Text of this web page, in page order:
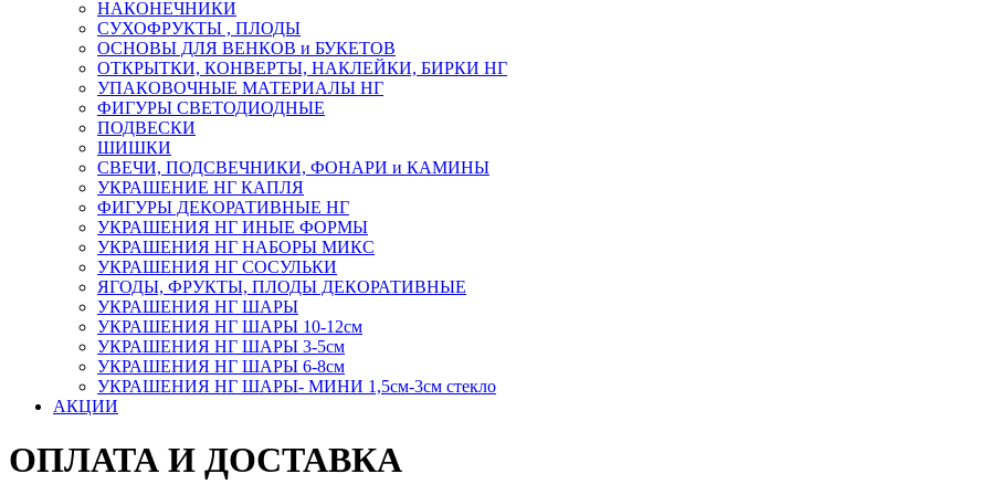
НАКОНЕЧНИКИ
СУХОФРУКТЫ , ПЛОДЫ
ОСНОВЫ ДЛЯ ВЕНКОВ и БУКЕТОВ
ОТКРЫТКИ, КОНВЕРТЫ, НАКЛЕЙКИ, БИРКИ НГ
УПАКОВОЧНЫЕ МАТЕРИАЛЫ НГ
ФИГУРЫ СВЕТОДИОДНЫЕ
ПОДВЕСКИ
ШИШКИ
СВЕЧИ, ПОДСВЕЧНИКИ, ФОНАРИ и КАМИНЫ
УКРАШЕНИЕ НГ КАПЛЯ
ФИГУРЫ ДЕКОРАТИВНЫЕ НГ
УКРАШЕНИЯ НГ ИНЫЕ ФОРМЫ
УКРАШЕНИЯ НГ НАБОРЫ МИКС
УКРАШЕНИЯ НГ СОСУЛЬКИ
ЯГОДЫ, ФРУКТЫ, ПЛОДЫ ДЕКОРАТИВНЫЕ
УКРАШЕНИЯ НГ ШАРЫ
УКРАШЕНИЯ НГ ШАРЫ 10-12см
УКРАШЕНИЯ НГ ШАРЫ 3-5см
УКРАШЕНИЯ НГ ШАРЫ 6-8см
УКРАШЕНИЯ НГ ШАРЫ- МИНИ 1,5см-3см стекло
АКЦИИ
ОПЛАТА И ДОСТАВКА